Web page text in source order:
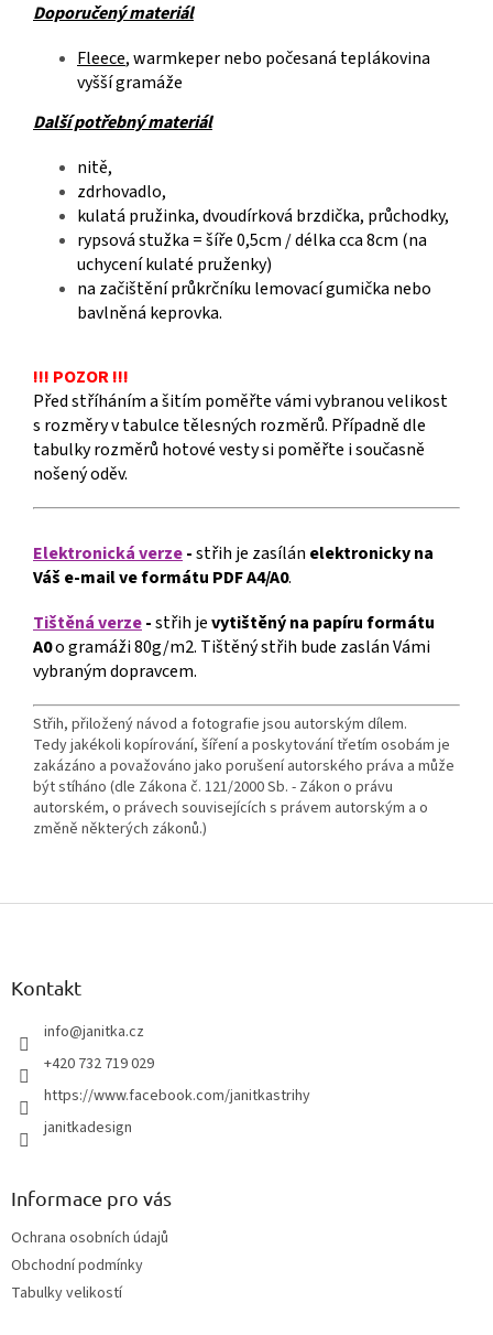
Doporučený materiál
Fleece, warmkeper nebo počesaná teplákovina
vyšší gramáže
Další potřebný materiál
nitě,
zdrhovadlo,
kulatá pružinka, dvoudírková brzdička, průchodky,
rypsová stužka = šíře 0,5cm / délka cca 8cm (na
uchycení kulaté pruženky)
na začištění průkrčníku lemovací gumička nebo
bavlněná keprovka.
!!! POZOR !!!
Před stříháním a šitím poměřte vámi vybranou velikost
s rozměry v tabulce tělesných rozměrů. Případně dle
tabulky rozměrů hotové vesty si poměřte i současně
nošený oděv.
Elektronická verze-střih je zasílán elektronickyna
Váš e-mail ve formátu PDF A4/A0.
Tištěná verze-střih jevytištěný na papíru formátu
A0o gramáži 80g/m2. Tištěný střih bude zaslán Vámi
vybraným dopravcem.
Střih, přiložený návod a fotografie jsou autorským dílem.
Tedy jakékoli kopírování, šíření a poskytování třetím osobám je
zakázáno a považováno jako porušení autorského práva a může
být stíháno (dle Zákona č. 121/2000 Sb. - Zákon o právu
autorském, o právech souvisejících s právem autorským a o
změně některých zákonů.)
Z
Kontakt
info@janitka.cz
+420 732 719 029
https://www.facebook.com/janitkastrihy
janitkadesign
Informace pro vás
Ochrana osobních údajů
Obchodní podmínky
Tabulky velikostí